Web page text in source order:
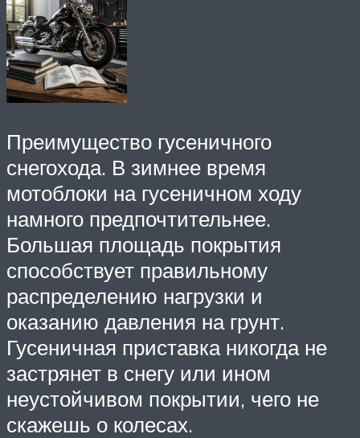
Преимущество гусеничного
снегохода. В зимнее время
мотоблоки на гусеничном ходу
намного предпочтительнее.
Большая площадь покрытия
способствует правильному
распределению нагрузки и
оказанию давления на грунт.
Гусеничная приставка никогда не
застрянет в снегу или ином
неустойчивом покрытии, чего не
скажешь о колесах.